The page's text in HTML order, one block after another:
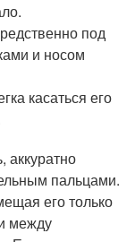
под
и носом
касаться его
аккуратно
пальцами.
его только
между